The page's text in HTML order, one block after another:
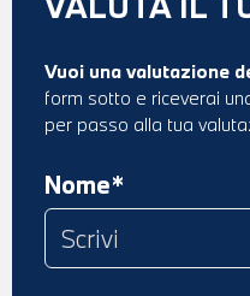
Vuoi una valutazione
form sotto e riceverai
per passo alla tua
Nome*